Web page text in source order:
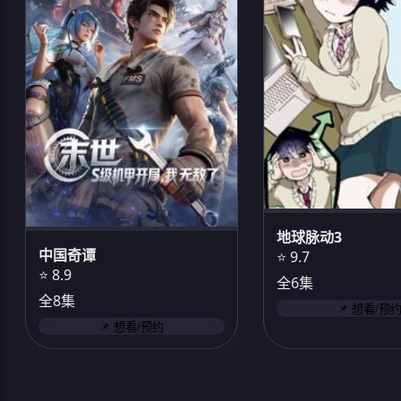
中国奇谭
⭐ 8.9
全8集
📌 想看/预约
地球脉动3
⭐ 9.7
全6集
📌 想看/预约